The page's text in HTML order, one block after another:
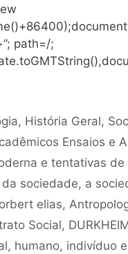
path=/;
, História Geral,
Ensaios e
e tentativas de
sociedade, a
elias,
Social,
, humano, indivíduo